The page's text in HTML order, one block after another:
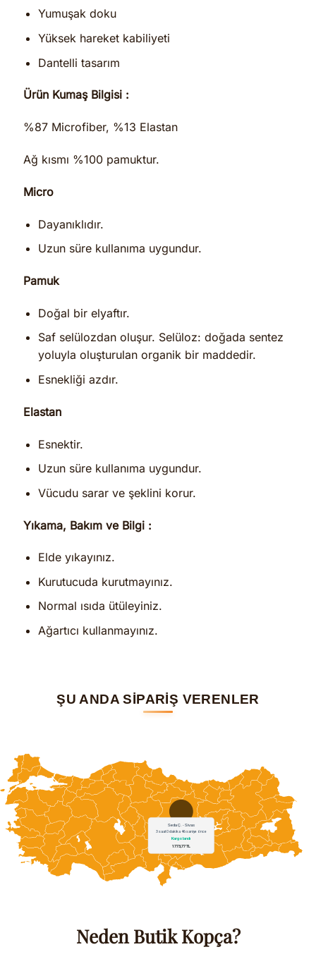
Yumuşak doku
Yüksek hareket kabiliyeti
Dantelli tasarım
Ürün Kumaş Bilgisi :
%87 Microfiber, %13 Elastan
Ağ kısmı %100 pamuktur.
Micro
Dayanıklıdır.
Uzun süre kullanıma uygundur.
Pamuk
Doğal bir elyaftır.
Saf selülozdan oluşur. Selüloz: doğada sentez
yoluyla oluşturulan organik bir maddedir.
Esnekliği azdır.
Elastan
Esnektir.
Uzun süre kullanıma uygundur.
Vücudu sarar ve şeklini korur.
Yıkama, Bakım ve Bilgi :
Elde yıkayınız.
Kurutucuda kurutmayınız.
Normal ısıda ütüleyiniz.
Ağartıcı kullanmayınız.
ŞU ANDA SİPARİŞ VERENLER
Neden Butik Kopça?